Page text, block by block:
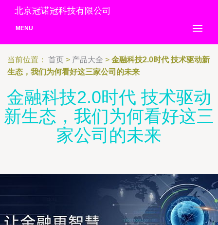
北京冠诺冠科技有限公司
MENU
当前位置： 首页 > 产品大全 > 金融科技2.0时代 技术驱动新
生态，我们为何看好这三家公司的未来
金融科技2.0时代 技术驱动
新生态，我们为何看好这三
家公司的未来